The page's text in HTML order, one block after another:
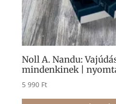
Noll A. Nandu:
mindenkinek |
5 990 Ft